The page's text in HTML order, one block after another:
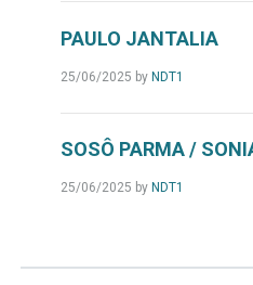
PAULO JANTALIA
25/06/2025 by NDT1
SOSÔ PARMA /
25/06/2025 by NDT1